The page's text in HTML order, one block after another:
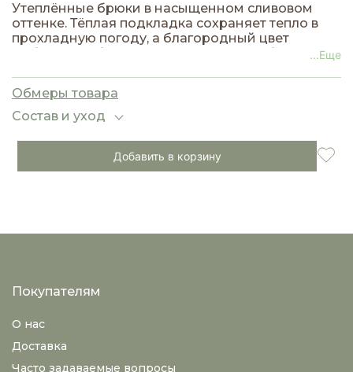
Добавить в корзину
Утеплённые брюки в насыщенном сливовом
оттенке. Тёплая подкладка сохраняет тепло в
прохладную погоду, а благородный цвет
добавляет образу изысканности. Особенность
слегка затяните её для зауженного силуэта или
оставьте свободной — для расслабленного
стиля.
...Еще
Обмеры товара
Состав и уход
Покупателям
О нас
Доставка
Часто задаваемые вопросы